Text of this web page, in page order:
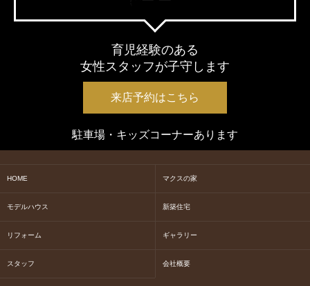
育児経験のある
女性スタッフが子守します
来店予約はこちら
駐車場・キッズコーナーあります
HOME マクスの家
モデルハウス 新築住宅
リフォーム ギャラリー
スタッフ 会社概要